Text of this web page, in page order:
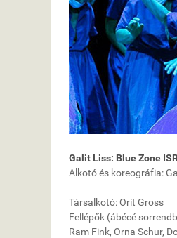
Galit Liss: Blue Zone
Alkotó és koreográfia:
Társalkotó: Orit Gross
Fellépők (ábécé
Ram Fink, Orna Schur,